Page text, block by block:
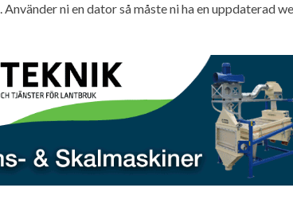
ni en dator så måste ni ha en uppdaterad